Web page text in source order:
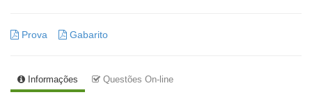
Prova Gabarito
Informações Questões On-line